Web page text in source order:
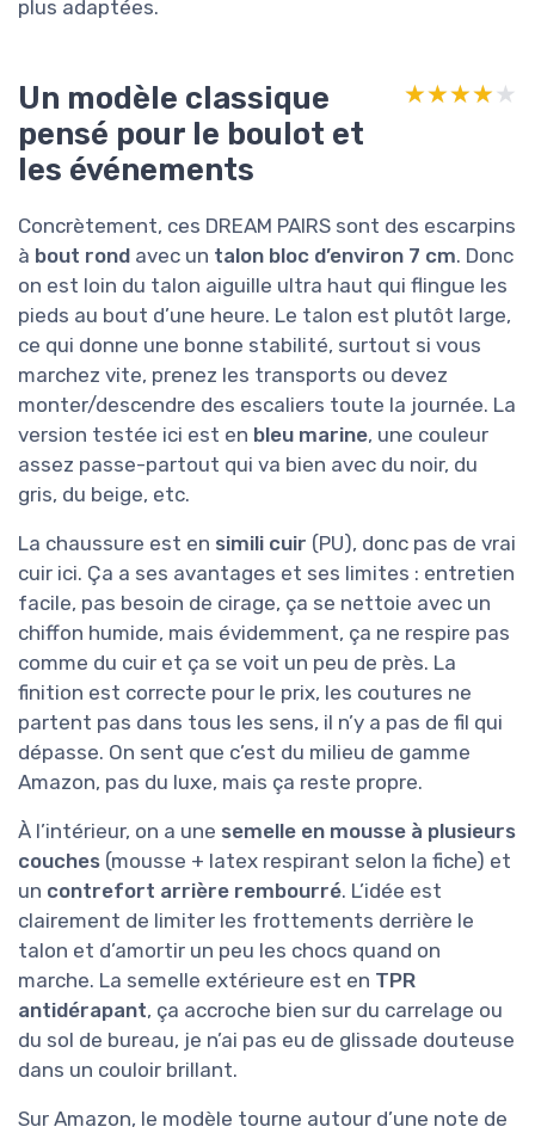
plus adaptées.
Un modèle classique
pensé pour le boulot et
les événements
★★★★★
★★★★★
Concrètement, ces DREAM PAIRS sont des escarpins
à bout rond avec un talon bloc d’environ 7 cm. Donc
on est loin du talon aiguille ultra haut qui flingue les
pieds au bout d’une heure. Le talon est plutôt large,
ce qui donne une bonne stabilité, surtout si vous
marchez vite, prenez les transports ou devez
monter/descendre des escaliers toute la journée. La
version testée ici est en bleu marine, une couleur
assez passe-partout qui va bien avec du noir, du
gris, du beige, etc.
La chaussure est en simili cuir (PU), donc pas de vrai
cuir ici. Ça a ses avantages et ses limites : entretien
facile, pas besoin de cirage, ça se nettoie avec un
chiffon humide, mais évidemment, ça ne respire pas
comme du cuir et ça se voit un peu de près. La
finition est correcte pour le prix, les coutures ne
partent pas dans tous les sens, il n’y a pas de fil qui
dépasse. On sent que c’est du milieu de gamme
Amazon, pas du luxe, mais ça reste propre.
À l’intérieur, on a une semelle en mousse à plusieurs
couches (mousse + latex respirant selon la fiche) et
un contrefort arrière rembourré. L’idée est
clairement de limiter les frottements derrière le
talon et d’amortir un peu les chocs quand on
marche. La semelle extérieure est en TPR
antidérapant, ça accroche bien sur du carrelage ou
du sol de bureau, je n’ai pas eu de glissade douteuse
dans un couloir brillant.
Sur Amazon, le modèle tourne autour d’une note de